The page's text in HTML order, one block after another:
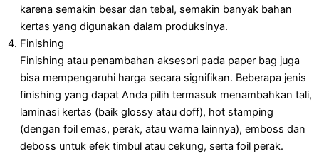
karena semakin besar dan tebal, semakin banyak bahan
kertas yang digunakan dalam produksinya.
Finishing
Finishing atau penambahan aksesori pada paper bag juga
bisa mempengaruhi harga secara signifikan. Beberapa jenis
finishing yang dapat Anda pilih termasuk menambahkan tali,
laminasi kertas (baik glossy atau doff), hot stamping
(dengan foil emas, perak, atau warna lainnya), emboss dan
deboss untuk efek timbul atau cekung, serta foil perak.